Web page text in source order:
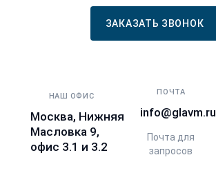
ЗАКАЗАТЬ ЗВОНОК
НАШ ОФИС
Москва, Нижняя
Масловка 9,
офис 3.1 и 3.2
ПОЧТА
info@glavm.ru
Почта для
запросов